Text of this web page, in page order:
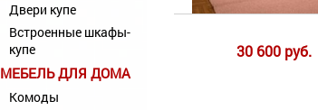
Двери купе
Встроенные шкафы-
купе
МЕБЕЛЬ ДЛЯ ДОМА
Комоды
30 600 руб.